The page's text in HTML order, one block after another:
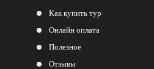
Как купить тур
Онлайн оплата
Полезное
Отзывы